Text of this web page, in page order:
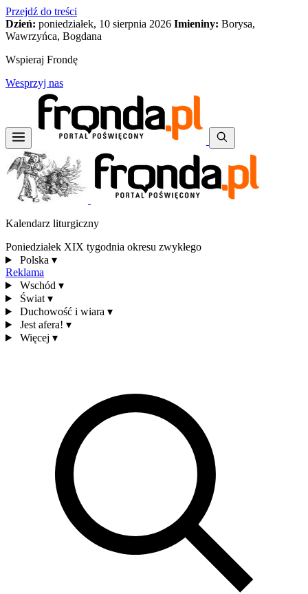
Przejdź do treści
Dzień: poniedziałek, 10 sierpnia 2026 Imieniny: Borysa,
Wawrzyńca, Bogdana
Wspieraj Frondę
Wesprzyj nas
Kalendarz liturgiczny
Poniedziałek XIX tygodnia okresu zwykłego
Polska ▾
Reklama
Wschód ▾
Świat ▾
Duchowość i wiara ▾
Jest afera! ▾
Więcej ▾